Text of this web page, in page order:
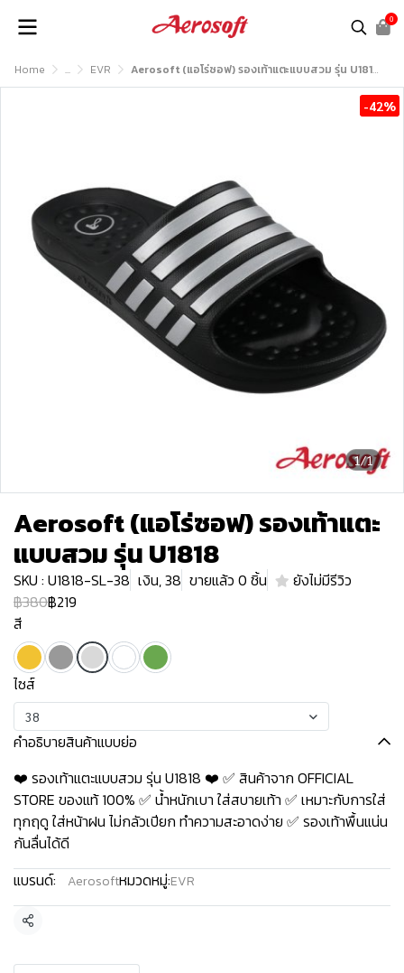
0
Home ... EVR Aerosoft (แอโร่ซอฟ) รองเท้าแตะแบบสวม รุ่น U1818
1/1
-42%
Aerosoft (แอโร่ซอฟ) รองเท้าแตะ
แบบสวม รุ่น U1818
SKU : U1818-SL-38 เงิน, 38 ขายแล้ว 0 ชิ้น
ยังไม่มีรีวิว
฿380฿219
สี
ไซส์
38
คำอธิบายสินค้าแบบย่อ
❤️ รองเท้าแตะแบบสวม รุ่น U1818 ❤️ ✅ สินค้าจาก OFFICIAL
STORE ของแท้ 100% ✅ น้ำหนักเบา ใส่สบายเท้า ✅ เหมาะกับการใส่
ทุกฤดู ใส่หน้าฝน ไม่กลัวเปียก ทำความสะอาดง่าย ✅ รองเท้าพื้นแน่น
กันลื่นได้ดี
แบรนด์:
Aerosoftหมวดหมู่:EVR
แชร์